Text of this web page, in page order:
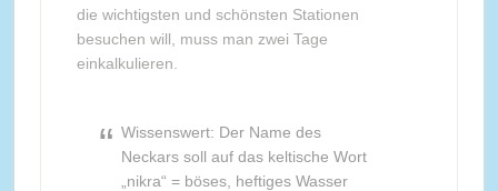
die wichtigsten und schönsten Stationen
besuchen will, muss man zwei Tage
einkalkulieren.
Wissenswert: Der Name des
Neckars soll auf das keltische Wort
„nikra“ = böses, heftiges Wasser